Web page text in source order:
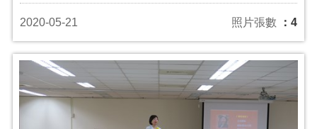
2020-05-21 照片張數 ：4